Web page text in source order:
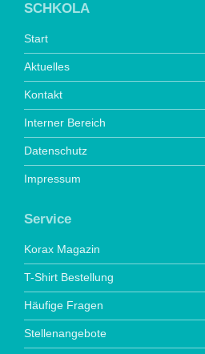
SCHKOLA
Start
Aktuelles
Kontakt
Interner Bereich
Datenschutz
Impressum
Service
Korax Magazin
T-Shirt Bestellung
Häufige Fragen
Stellenangebote